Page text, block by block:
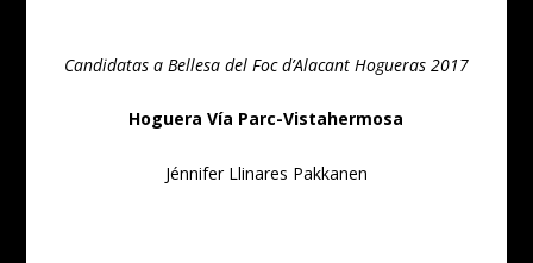
Candidatas a Bellesa del Foc d’Alacant Hogueras 2017
Hoguera Vía Parc-Vistahermosa
Jénnifer Llinares Pakkanen